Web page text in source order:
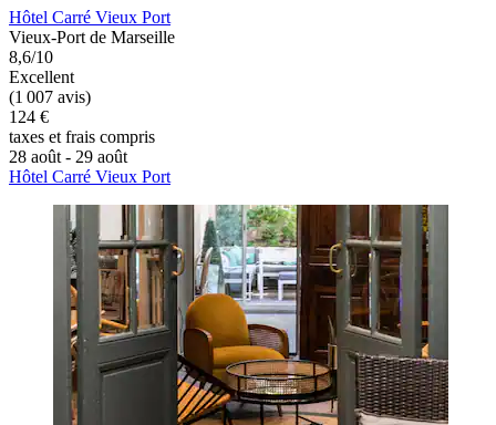
Hôtel Carré Vieux Port
Vieux-Port de Marseille
8,6/10
Excellent
(1 007 avis)
124 €
taxes et frais compris
28 août - 29 août
Hôtel Carré Vieux Port